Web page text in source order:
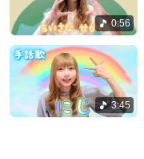
0:56
3:45